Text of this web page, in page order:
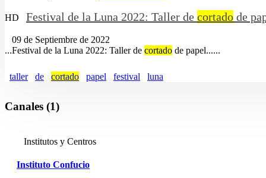
HD Festival de la Luna 2022: Taller de cortado de
09 de Septiembre de 2022
...Festival de la Luna 2022: Taller de cortado de papel......
taller de cortado papel festival luna
Canales (1)
Institutos y Centros
Instituto Confucio